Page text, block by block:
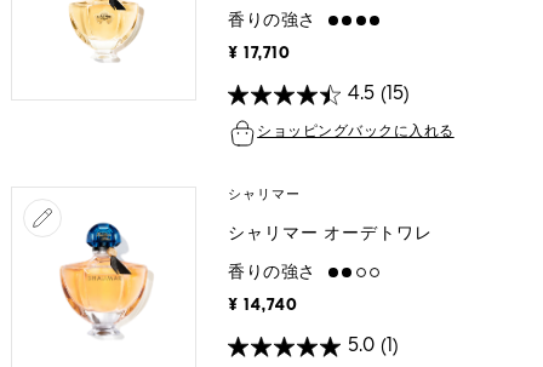
香りの強さ
strong
¥ 17,710
4.5 (15)
ショッピングバックに入れる
シャリマー
シャリマー オーデトワレ
香りの強さ medium
¥ 14,740
5.0 (1)